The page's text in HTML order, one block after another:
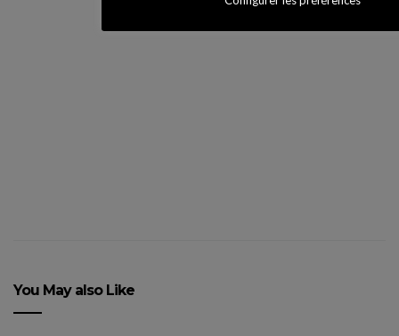
You May also Like